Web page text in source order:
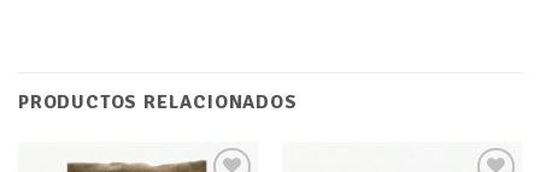
PRODUCTOS RELACIONADOS